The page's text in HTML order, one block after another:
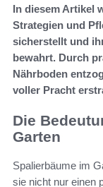
In diesem Artikel
Strategien und
sicherstellt und
bewahrt. Durch
Nährboden
voller Pracht
Die
Garten
Spalierbäume im
sie nicht nur einen